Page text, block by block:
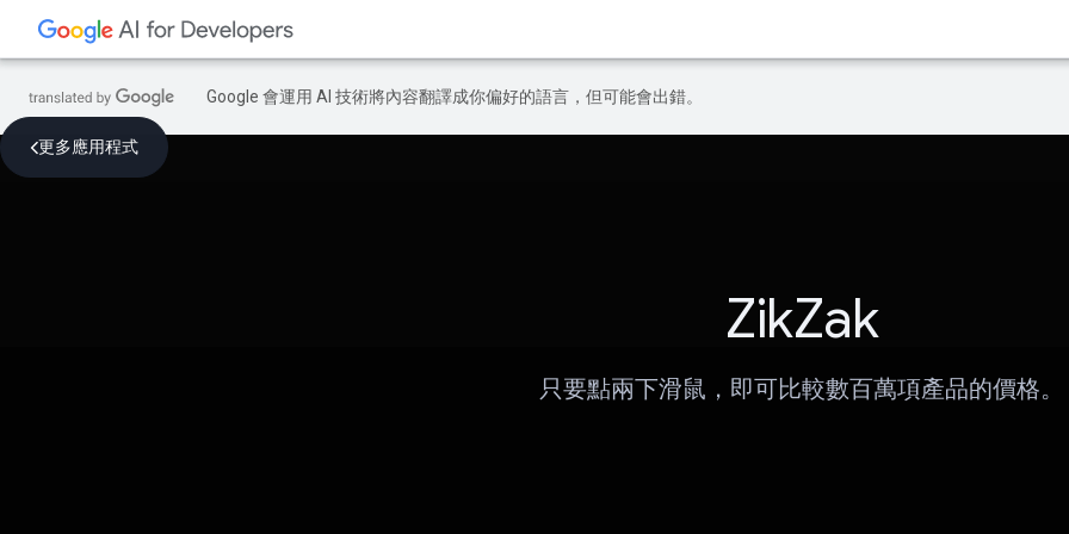
Google 會運用 AI 技術將內容翻譯成你偏好的語言，但可能會出錯。
更多應用程式
ZikZak
只要點兩下滑鼠，即可比較數百萬項產品的價格。